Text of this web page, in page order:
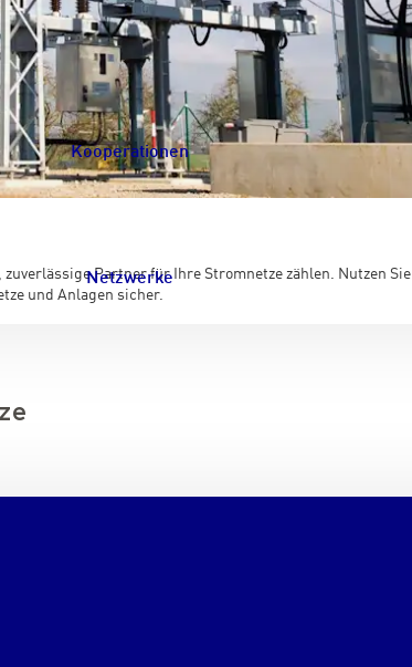
Kooperationen
Navigation schließen
Netzwerke
Partner für Ihre Stromnetze zählen. Nutzen
und Anlagen sicher.